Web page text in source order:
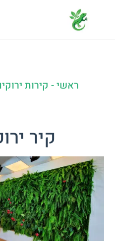
ראשי - קירות
קיר